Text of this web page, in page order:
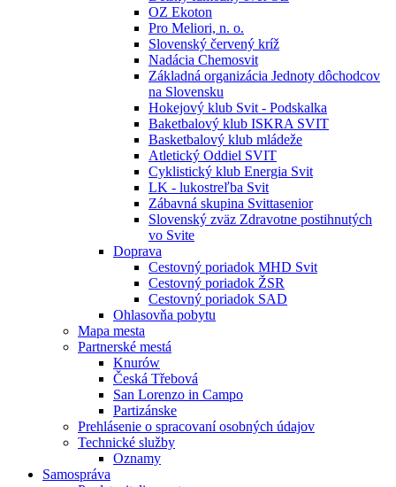
OZ Ekoton
Pro Meliori, n. o.
Slovenský červený kríž
Nadácia Chemosvit
Základná organizácia Jednoty dôchodcov
na Slovensku
Hokejový klub Svit - Podskalka
Baketbalový klub ISKRA SVIT
Basketbalový klub mládeže
Atletický Oddiel SVIT
Cyklistický klub Energia Svit
LK - lukostreľba Svit
Zábavná skupina Svittasenior
Slovenský zväz Zdravotne postihnutých
vo Svite
Doprava
Cestovný poriadok MHD Svit
Cestovný poriadok ŽSR
Cestovný poriadok SAD
Ohlasovňa pobytu
Mapa mesta
Partnerské mestá
Knurów
Česká Třebová
San Lorenzo in Campo
Partizánske
Prehlásenie o spracovaní osobných údajov
Technické služby
Oznamy
Samospráva